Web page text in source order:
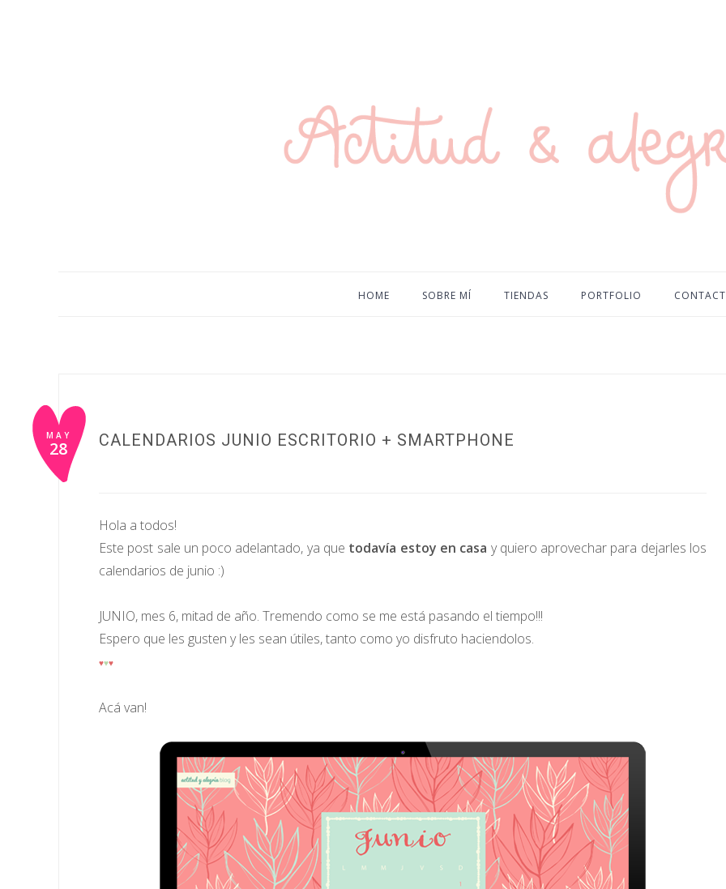
HOME SOBRE MÍ TIENDAS PORTFOLIO
MAY
28 CALENDARIOS JUNIO ESCRITORIO + SMARTPHONE
Hola a todos!
Este post sale un poco adelantado, ya que todavía estoy en casa y quiero aprovechar para dejarles los
calendarios de junio :)
JUNIO, mes 6, mitad de año. Tremendo como se me está pasando el tiempo!!!
Espero que les gusten y les sean útiles, tanto como yo disfruto haciendolos.
♥♥♥
Acá van!